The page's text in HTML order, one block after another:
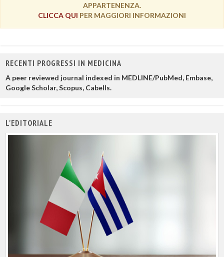
APPARTENENZA.
CLICCA QUI PER MAGGIORI INFORMAZIONI
RECENTI PROGRESSI IN MEDICINA
A peer reviewed journal indexed in MEDLINE/PubMed, Embase,
Google Scholar, Scopus, Cabells.
L'EDITORIALE